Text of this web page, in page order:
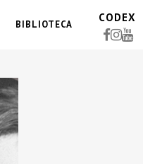
BIBLIOTECA
CODEX